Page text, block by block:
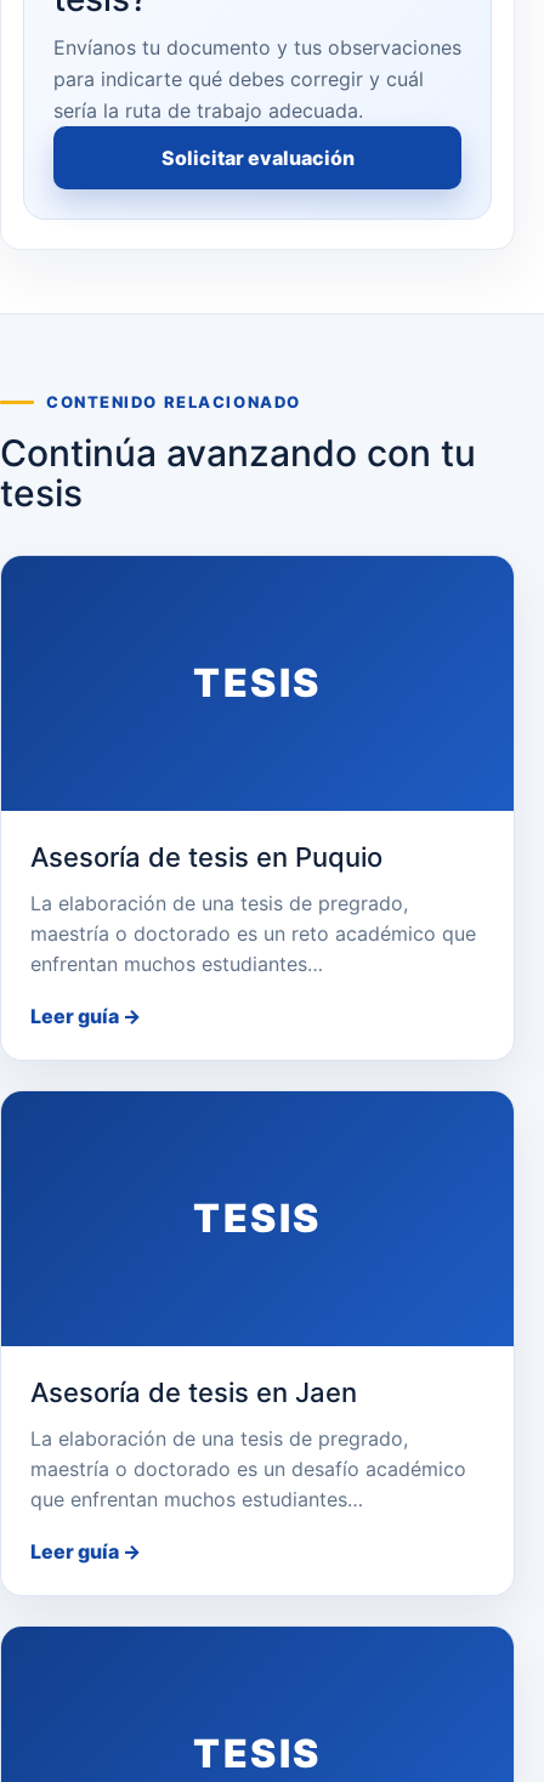
Envíanos tu documento y tus observaciones
para indicarte qué debes corregir y cuál
sería la ruta de trabajo adecuada.
Solicitar evaluación
CONTENIDO RELACIONADO
Continúa avanzando con tu
tesis
TESIS
Asesoría de tesis en Puquio
La elaboración de una tesis de pregrado,
maestría o doctorado es un reto académico que
enfrentan muchos estudiantes…
Leer guía →
TESIS
Asesoría de tesis en Jaen
La elaboración de una tesis de pregrado,
maestría o doctorado es un desafío académico
que enfrentan muchos estudiantes…
Leer guía →
TESIS